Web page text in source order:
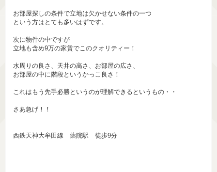
お部屋探しの条件で立地は欠かせない条件の一つ
という方はとても多いはずです。
次に物件の中ですが
立地も含め9万の家賃でこのクオリティー！
水周りの良さ、天井の高さ、お部屋の広さ、
お部屋の中に階段というかっこ良さ！
これはもう先手必勝というのが理解できるというもの・・
さあ急げ！！
西鉄天神大牟田線 薬院駅 徒歩9分